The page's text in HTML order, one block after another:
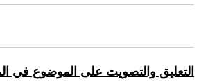
التعليق والتصويت على الموضوع في